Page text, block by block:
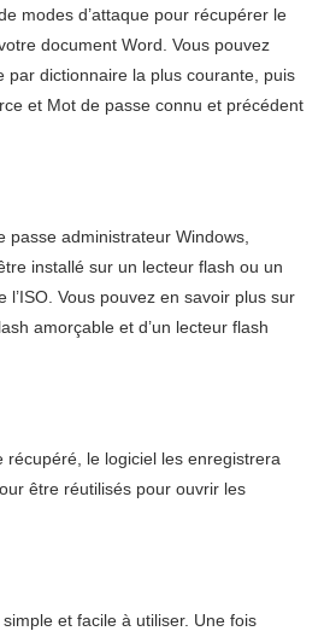
modes d’attaque pour récupérer le
document Word. Vous pouvez
par dictionnaire la plus courante, puis
et Mot de passe connu et précédent
passe administrateur Windows,
installé sur un lecteur flash ou un
l’ISO. Vous pouvez en savoir plus sur
amorçable et d’un lecteur flash
récupéré, le logiciel les enregistrera
être réutilisés pour ouvrir les
et facile à utiliser. Une fois